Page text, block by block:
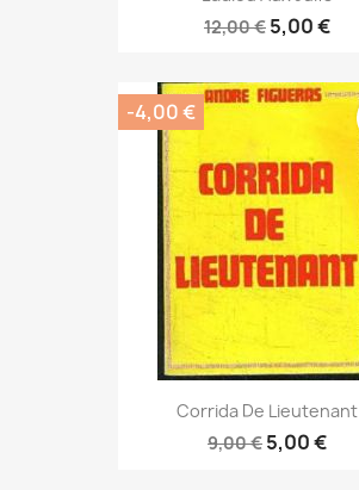
12,00 € 5,00 €
Corrida De Lieutenant
9,00 € 5,00 €
-4,00 €